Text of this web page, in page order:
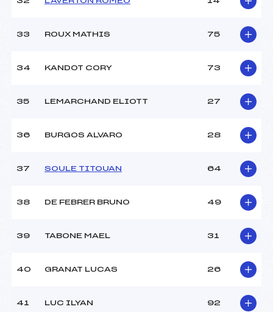
33 ROUX MATHIS 75
34 KANDOT CORY 73
35 LEMARCHAND ELIOTT 27
36 BURGOS ALVARO 28
37 SOULE TITOUAN 64
38 DE FEBRER BRUNO 49
39 TABONE MAEL 31
40 GRANAT LUCAS 26
41 LUC ILYAN 92